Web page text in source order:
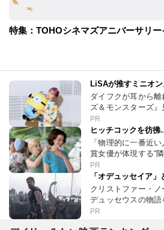
特集：TOHOシネマズアニバーサリー
LiSAが推すミニオ
ダイフクが耳から
ズ＆モンスターズ』
PR
ヒッチコックを彷彿
「物理的に一番近
賞女優が体現する“
PR
「オデュッセイア」
クリストファー・
デュッセウスの物語
PR